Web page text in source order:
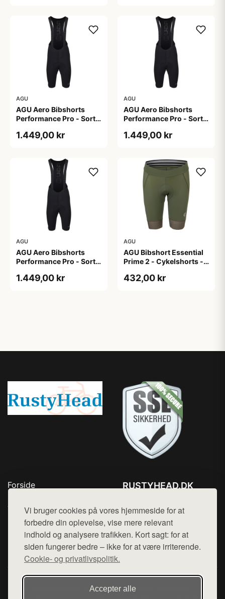
Vi bruger cookies på vores hjemmeside for at
forbedre din oplevelse, vise mere relevant
indhold og analysere trafikken. Kort sagt: for at
siden fungerer bedre – ikke for at være irriterende.
Cookie- og privatlivspolitik.
Accepter alle
AGU
AGU Aero Bibshorts
Performance Pro - Sort -
1.449,00 kr
AGU
AGU Aero Bibshorts
Performance Pro - Sort -
1.449,00 kr
AGU
AGU Aero Bibshorts
Performance Pro - Sort -
1.449,00 kr
AGU
AGU Bibshort Essential
Prime 2 - Cykelshorts -
2XL
432,00 kr
Forside
Top Rabatter
Kontakt
RUSTYHEAD.DK
Mail: hej@want.dk
Cookie- og privatlivspolitik
Denne side er en del af want.dk, der udgiver en række